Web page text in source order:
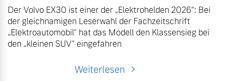
Der Volvo EX30 ist einer der „Elektrohelden 2026“: Bei
der gleichnamigen Leserwahl der Fachzeitschrift
„Elektroautomobil“ hat das Modell den Klassensieg bei
den „kleinen SUV“ eingefahren
Weiterlesen